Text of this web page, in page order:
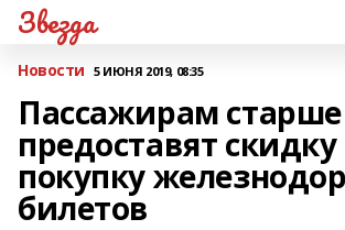
Звезда
Новости 5 ИЮНЯ 2019, 08:35
Пассажирам старше
предоставят скидку
покупку
билетов